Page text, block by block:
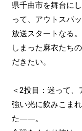
県千曲市を舞台に
って、アウトスパ
放送スタートなる
しまった麻衣たち
だきたい。
＜2投目：迷って、
強い光に飲みこま
た――。